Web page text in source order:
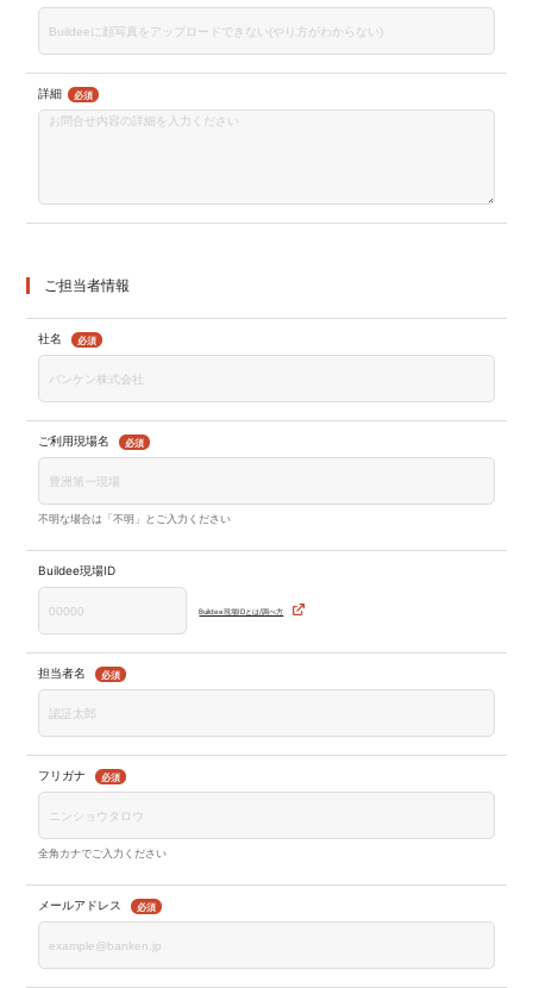
詳細 必須
ご担当者情報
社名 必須
ご利用現場名 必須
不明な場合は「不明」とご入力ください
Buildee現場ID
Buildee現場IDとは/調べ方
担当者名 必須
フリガナ 必須
全角カナでご入力ください
メールアドレス 必須